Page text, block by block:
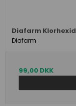
Diafarm
Diafarm
99,00 DKK